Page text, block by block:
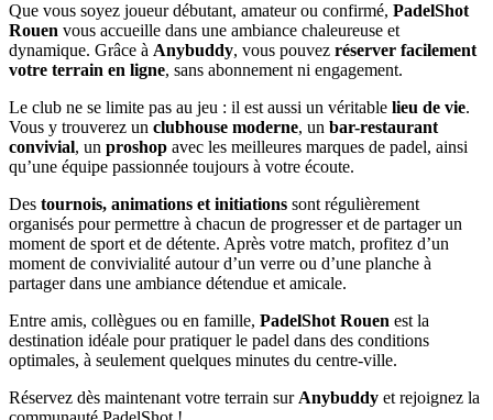
Que vous soyez joueur débutant, amateur ou confirmé, PadelShot
Rouen vous accueille dans une ambiance chaleureuse et
dynamique. Grâce à Anybuddy, vous pouvez réserver facilement
votre terrain en ligne, sans abonnement ni engagement.
Le club ne se limite pas au jeu : il est aussi un véritable lieu de vie.
Vous y trouverez un clubhouse moderne, un bar-restaurant
convivial, un proshop avec les meilleures marques de padel, ainsi
qu’une équipe passionnée toujours à votre écoute.
Des tournois, animations et initiations sont régulièrement
organisés pour permettre à chacun de progresser et de partager un
moment de sport et de détente. Après votre match, profitez d’un
moment de convivialité autour d’un verre ou d’une planche à
partager dans une ambiance détendue et amicale.
Entre amis, collègues ou en famille, PadelShot Rouen est la
destination idéale pour pratiquer le padel dans des conditions
optimales, à seulement quelques minutes du centre-ville.
Réservez dès maintenant votre terrain sur Anybuddy et rejoignez la